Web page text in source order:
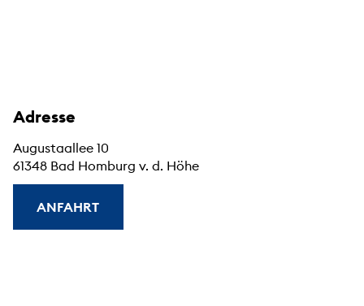
Adresse
Augustaallee 10
61348 Bad Homburg v. d. Höhe
ANFAHRT